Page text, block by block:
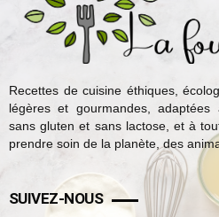
Recettes de cuisine éthiques,
légères et gourmandes, adaptées
sans gluten et sans lactose, et à
prendre soin de la planète, des
SUIVEZ-NOUS